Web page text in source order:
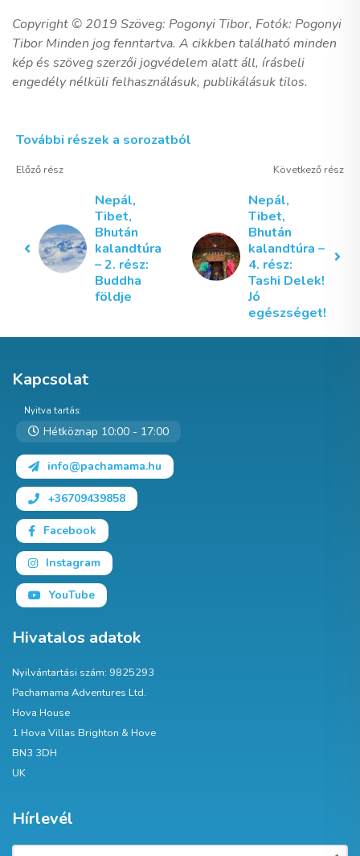
Copyright © 2019 Szöveg: Pogonyi Tibor, Fotók: Pogonyi
Tibor Minden jog fenntartva. A cikkben található minden
kép és szöveg szerzői jogvédelem alatt áll, írásbeli
engedély nélküli felhasználásuk, publikálásuk tilos.
További részek a sorozatból
Előző rész
Nepál,
Tibet,
Bhután
kalandtúra
– 2. rész:
Buddha
földje
Következő rész
Nepál,
Tibet,
Bhután
kalandtúra –
4. rész:
Tashi Delek!
Jó
egészséget!
Kapcsolat
Nyitva tartás:
Hétköznap 10:00 - 17:00
info@pachamama.hu
+36709439858
Facebook
Instagram
YouTube
Hivatalos adatok
Nyilvántartási szám: 9825293
Pachamama Adventures Ltd.
Hova House
1 Hova Villas Brighton & Hove
BN3 3DH
UK
Hírlevél